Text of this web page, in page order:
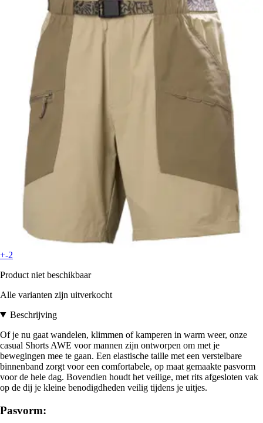
+-2
Product niet beschikbaar
Alle varianten zijn uitverkocht
Beschrijving
Of je nu gaat wandelen, klimmen of kamperen in warm weer, onze
casual Shorts AWE voor mannen zijn ontworpen om met je
bewegingen mee te gaan. Een elastische taille met een verstelbare
binnenband zorgt voor een comfortabele, op maat gemaakte pasvorm
voor de hele dag. Bovendien houdt het veilige, met rits afgesloten vak
op de dij je kleine benodigdheden veilig tijdens je uitjes.
Pasvorm: